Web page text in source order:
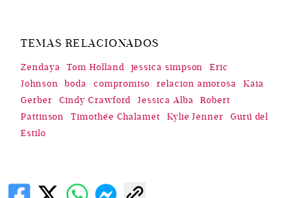
TEMAS RELACIONADOS
Zendaya Tom Holland jessica simpson
Eric
Johnson
boda compromiso relacion amorosa
Kaia
Gerber
Cindy Crawford Jessica Alba
Robert
Pattinson
Timothée Chalamet Kylie Jenner
Gurú del
Estilo